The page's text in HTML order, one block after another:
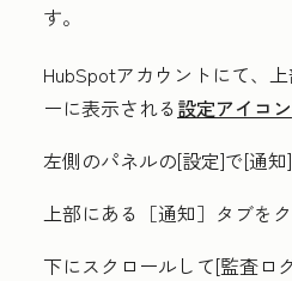
す。
HubSpotアカウントにて、
ーに表示される設定アイコン
左側のパネルの[設定]で[通知
上部にある［通知］ タブを
下にスクロールして[監査ロ